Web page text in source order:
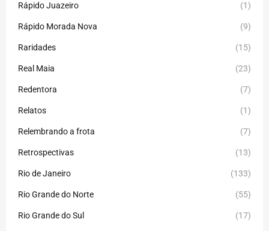
Rápido Juazeiro (1)
Rápido Morada Nova (9)
Raridades (15)
Real Maia (23)
Redentora (7)
Relatos (1)
Relembrando a frota (7)
Retrospectivas (13)
Rio de Janeiro (133)
Rio Grande do Norte (55)
Rio Grande do Sul (17)